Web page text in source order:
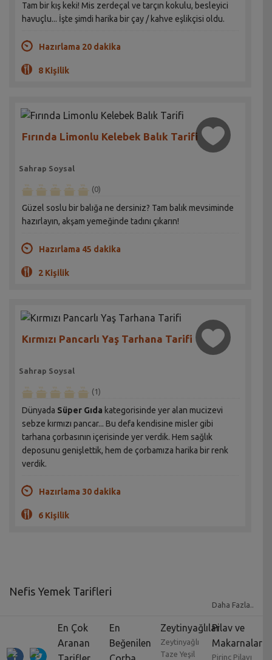
Tam bir kış keki! Mis zerdeçal ve tarçın kokulu, besleyici
havuçlu... İşte şimdi harika bir çay / kahve eşlikçisi oldu.
Hazırlama 20 dakika
8 Kişilik
Fırında Limonlu Kelebek Balık Tarifi
Sahrap Soysal
(0)
Güzel soslu bir balığa ne dersiniz? Tam balık mevsiminde
hazırlayın, akşam yemeğinde tadını çıkarın!
Hazırlama 45 dakika
2 Kişilik
Kırmızı Pancarlı Yaş Tarhana Tarifi
Sahrap Soysal
(1)
Dünyada Süper Gıda kategorisinde yer alan mucizevi
sebze kırmızı pancar... Bu defa kendisine misler gibi
tarhana çorbasının içerisinde yer verdik. Hem sağlık
deposunu genişlettik, hem de çorbamıza harika bir renk
verdik.
Hazırlama 30 dakika
6 Kişilik
Nefis Yemek Tarifleri
olmaktan çok uzaklaşmış, bir meslek dalı ve zevk işine
dönüşmüştür. Yemek severler içindeğişik yemek
Daha Fazla..
En Çok
Aranan
En
Beğenilen
Zeytinyağlılar
Zeytinyağlı
Taze Yeşil
Pilav ve
Makarnalar
Pirinç Pilavı